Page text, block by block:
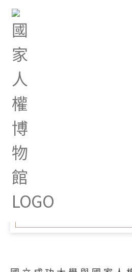
首頁
人權藝術節9月起盛大登場
Sep 27, 2023 |
與醫療人權 2023
權藝術節9月起盛